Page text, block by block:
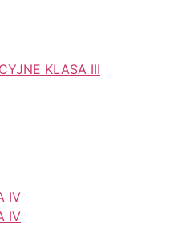
KLASA III
IV
IV